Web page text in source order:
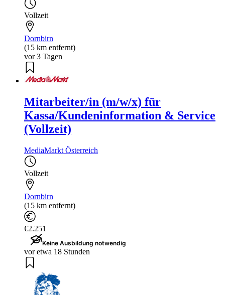
Vollzeit
Dornbirn
(15 km entfernt)
vor 3 Tagen
Mitarbeiter/in (m/w/x) für
Kassa/Kundeninformation & Service
(Vollzeit)
MediaMarkt Österreich
Vollzeit
Dornbirn
(15 km entfernt)
€2.251
Keine Ausbildung notwendig
vor etwa 18 Stunden